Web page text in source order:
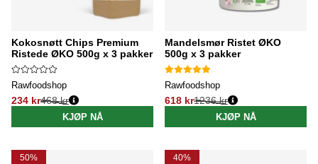
Kokosnøtt Chips Premium
Ristede ØKO 500g x 3 pakker
Rawfoodshop
234 kr
Vanlig pris:
468 kr
KJØP NÅ
Mandelsmør Ristet ØKO
500g x 3 pakker
Rawfoodshop
618 kr
Vanlig pris:
1236 kr
KJØP NÅ
50% 40%